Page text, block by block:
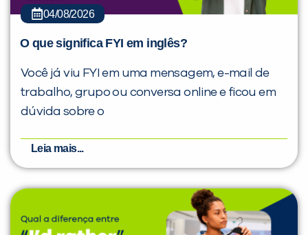
04/08/2026
O que significa FYI em inglês?
Você já viu FYI em uma mensagem, e-mail de
trabalho, grupo ou conversa online e ficou em
dúvida sobre o
Leia mais...